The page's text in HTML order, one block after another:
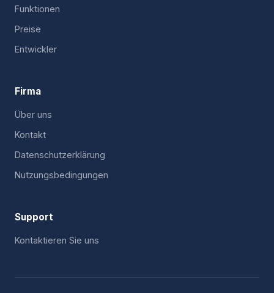
Funktionen
Preise
Entwickler
Firma
Über uns
Kontakt
Datenschutzerklärung
Nutzungsbedingungen
Support
Kontaktieren Sie uns